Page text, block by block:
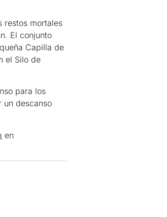
restos mortales
El conjunto
Capilla de
el Silo de
para los
un descanso
en